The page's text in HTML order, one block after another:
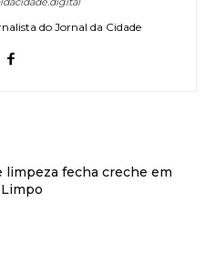
do Jornal da Cidade
limpeza fecha creche em